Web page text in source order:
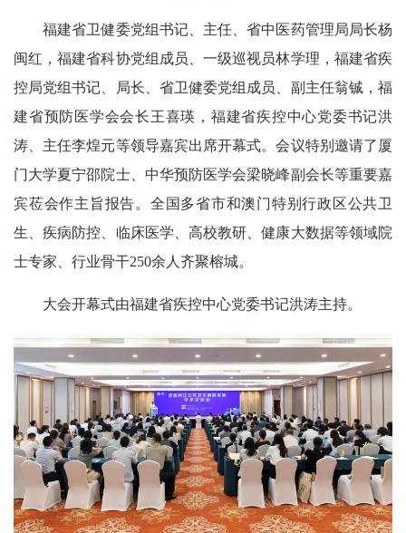
福建省卫健委党组书记、主任、省中医药管理局局长杨
闽红，福建省科协党组成员、一级巡视员林学理，福建省疾
控局党组书记、局长、省卫健委党组成员、副主任翁铖，福
建省预防医学会会长王喜瑛，福建省疾控中心党委书记洪
涛、主任李煌元等领导嘉宾出席开幕式。会议特别邀请了厦
门大学夏宁邵院士、中华预防医学会梁晓峰副会长等重要嘉
宾莅会作主旨报告。全国多省市和澳门特别行政区公共卫
生、疾病防控、临床医学、高校教研、健康大数据等领域院
士专家、行业骨干250余人齐聚榕城。
大会开幕式由福建省疾控中心党委书记洪涛主持。